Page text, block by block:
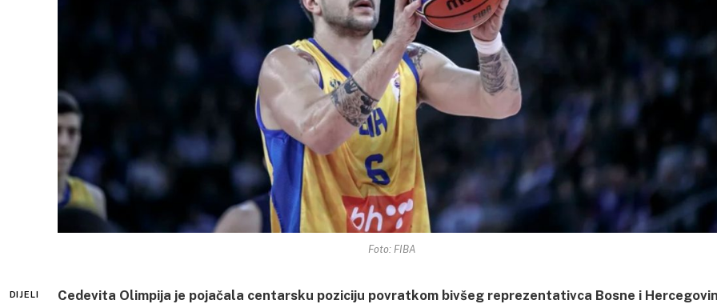
Foto: FIBA
DIJELI
Cedevita Olimpija je pojačala centarsku poziciju povratkom bivšeg reprezentativca Bosne i